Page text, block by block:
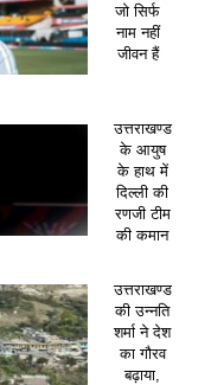
जो सिर्फ
नाम नहीं
जीवन हैं
उत्तराखण्ड
के आयुष
के हाथ में
दिल्ली की
रणजी टीम
की कमान
उत्तराखण्ड
की उन्नति
शर्मा ने देश
का गौरव
बढ़ाया,